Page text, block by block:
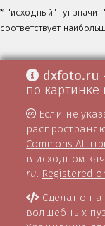
* "исходный" тут значит
соответствует
dxfoto.ru
по
Если не
Commons
в исходном
ru. Registered
Сделано на
волшебных